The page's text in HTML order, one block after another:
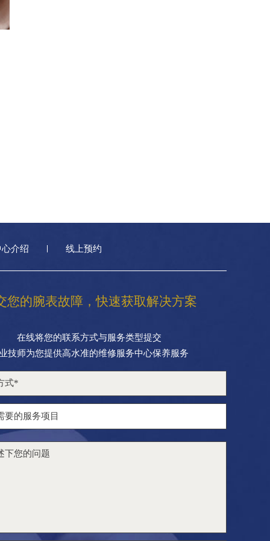
心介绍 线上预约
您的腕表故障，快速获取解决方案
在线将您的联系方式与服务类型提交
技师为您提供高水准的维修服务中心保养服务